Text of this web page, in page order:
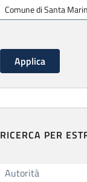
RICERCA PER
Autorità